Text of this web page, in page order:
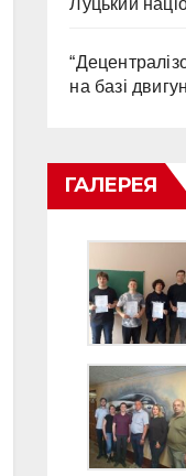
Луцький
на базі
ГАЛЕРЕЯ